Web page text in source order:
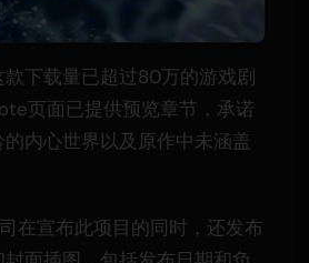
下载量已超过80万的游戏剧
页面已提供预览章节，承诺
内心世界以及原作中未涵盖
在宣布此项目的同时，还发布